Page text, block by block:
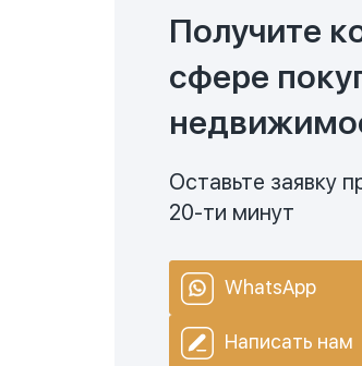
Получите
сфере
Оставьте заявку
20-ти минут
WhatsApp
Написать нам